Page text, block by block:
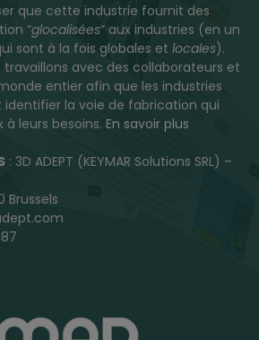
que cette industrie fournit des
“glocalisées” aux industries (en un
sont à la fois globales et locales).
travaillons avec des collaborateurs et
entier afin que les industries
la voie de fabrication qui
leurs besoins. En savoir plus
: 3D ADEPT (KEYMAR Solutions SRL) –
Brussels